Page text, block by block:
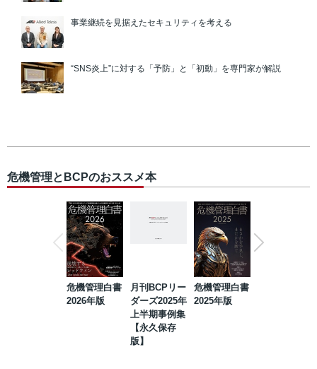
事業継続を見据えたセキュリティを考える
“SNS炎上”に対する「予防」と「初動」を専門家が解説
危機管理とBCPのおススメ本
危機管理白書
2026年版
月刊BCPリー
ダーズ2025年
上半期事例集
【永久保存
版】
危機管理白書
2025年版